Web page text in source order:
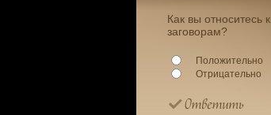
Как вы относитесь к
заговорам?
Положительно
Отрицательно